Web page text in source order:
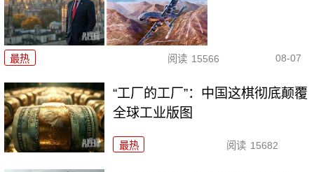
最热 阅读 15566 08-07
“工厂的工厂”：中国这棋彻底颠覆
全球工业版图
最热 阅读 15682